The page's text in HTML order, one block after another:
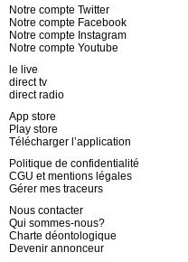
Notre compte Twitter
Notre compte Facebook
Notre compte Instagram
Notre compte Youtube
le live
direct tv
direct radio
App store
Play store
Télécharger l’application
Politique de confidentialité
CGU et mentions légales
Gérer mes traceurs
Nous contacter
Qui sommes-nous?
Charte déontologique
Devenir annonceur